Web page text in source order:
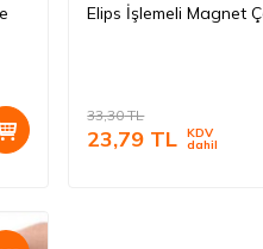
Elips İşlemeli Magnet
33,30TL
23,79 TL KDV
dahil